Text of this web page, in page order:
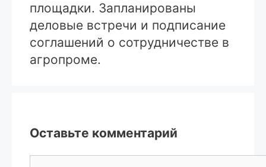
площадки. Запланированы
деловые встречи и подписание
соглашений о сотрудничестве в
агропроме.
Оставьте комментарий